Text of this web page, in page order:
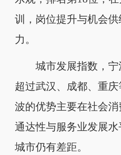
训，岗位提升与机会
力。
城市发展指数，宁
超过武汉、成都、重
波的优势主要在社会
通达性与服务业发展
城市仍有差距。